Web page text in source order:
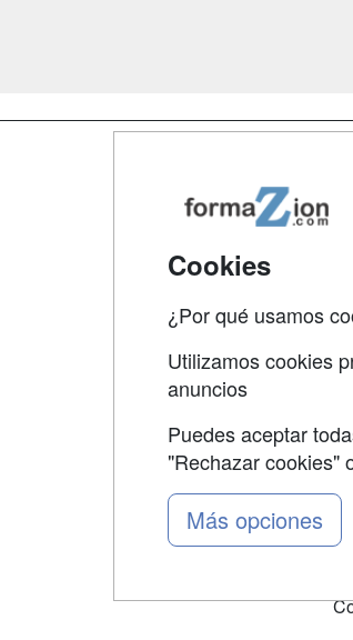
Grupo formazion:
Cookies
¿Por qué usamos
Utilizamos cookies
anuncios
Puedes aceptar
"Rechazar cookies"
Más opciones